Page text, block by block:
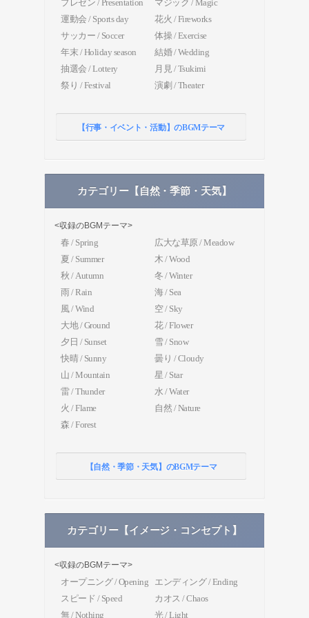
プレゼン / Presentation
マジック / Magic
運動会 / Sports day
花火 / Fireworks
サッカー / Soccer
体操 / Exercise
年末 / Holiday season
結婚 / Wedding
抽選会 / Lottery
月見 / Tsukimi
祭り / Festival
演劇 / Theater
【行事・イベント・活動】のBGMテーマ
カテゴリー【自然・季節・天気】
<収録のBGMテーマ>
春 / Spring
広大な草原 / Meadow
夏 / Summer
木 / Wood
秋 / Autumn
冬 / Winter
雨 / Rain
海 / Sea
風 / Wind
空 / Sky
大地 / Ground
花 / Flower
夕日 / Sunset
雪 / Snow
快晴 / Sunny
曇り / Cloudy
山 / Mountain
星 / Star
雷 / Thunder
水 / Water
火 / Flame
自然 / Nature
森 / Forest
【自然・季節・天気】のBGMテーマ
カテゴリー【イメージ・コンセプト】
<収録のBGMテーマ>
オープニング / Opening
エンディング / Ending
スピード / Speed
カオス / Chaos
無 / Nothing
光 / Light